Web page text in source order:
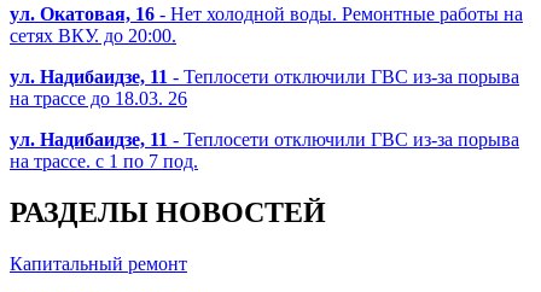
ул. Окатовая, 16 - Нет холодной воды. Ремонтные работы на
сетях ВКУ. до 20:00.
ул. Надибаидзе, 11 - Теплосети отключили ГВС из-за порыва
на трассе до 18.03. 26
ул. Надибаидзе, 11 - Теплосети отключили ГВС из-за порыва
на трассе. с 1 по 7 под.
РАЗДЕЛЫ НОВОСТЕЙ
Капитальный ремонт